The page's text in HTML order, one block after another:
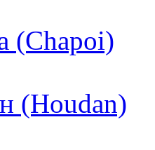
(Chapoi)
(Houdan)